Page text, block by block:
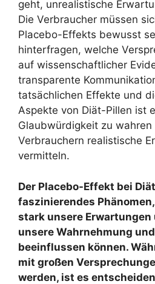
geht, unrealistische
Die Verbraucher müssen
Placebo-Effekts bewusst
hinterfragen, welche
auf wissenschaftlicher
transparente
tatsächlichen Effekte und
Aspekte von Diät-Pillen ist
Glaubwürdigkeit zu wahren
Verbrauchern realistische
vermitteln.
Der Placebo-Effekt bei
faszinierendes
stark unsere Erwartungen
unsere Wahrnehmung
beeinflussen können.
mit großen
werden, ist es